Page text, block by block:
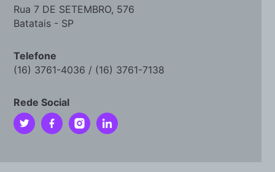
Rua 7 DE SETEMBRO, 576
Batatais - SP
Telefone
(16) 3761-4036 / (16) 3761-7138
Rede Social